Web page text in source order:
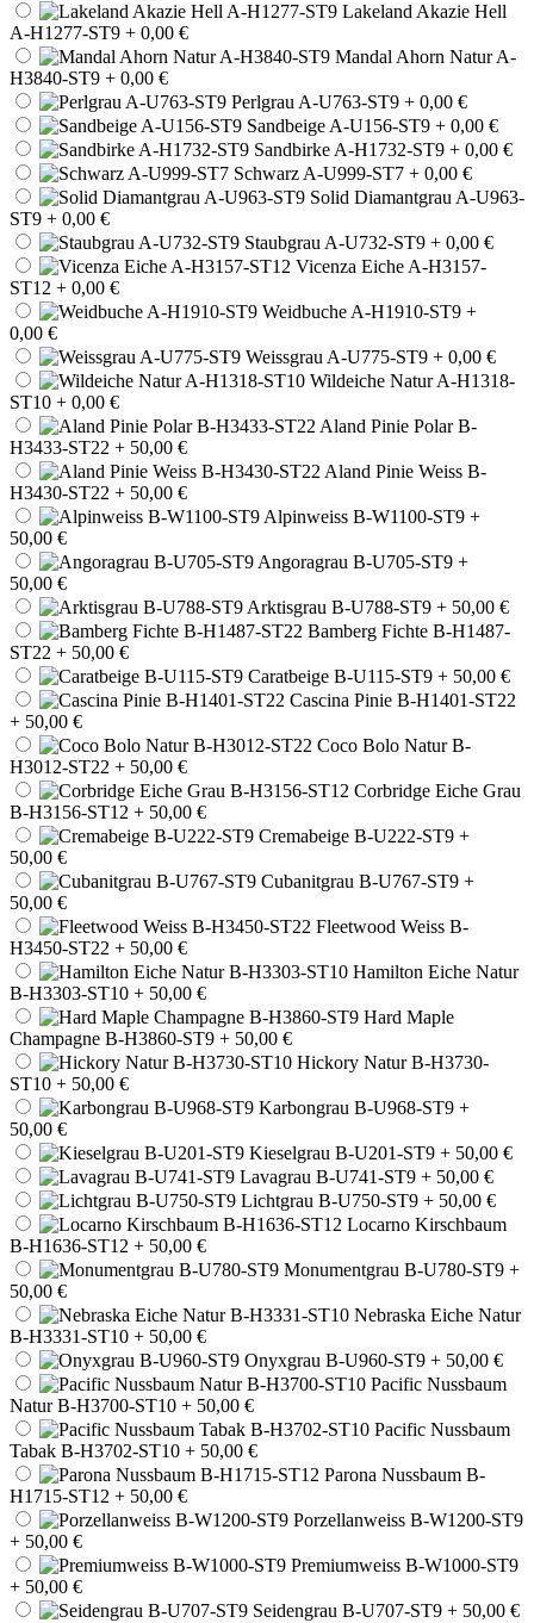
Lakeland Akazie Hell
A-H1277-ST9 + 0,00 €
Mandal Ahorn Natur A-
H3840-ST9 + 0,00 €
Perlgrau A-U763-ST9 + 0,00 €
Sandbeige A-U156-ST9 + 0,00 €
Sandbirke A-H1732-ST9 + 0,00 €
Schwarz A-U999-ST7 + 0,00 €
Solid Diamantgrau A-U963-
ST9 + 0,00 €
Staubgrau A-U732-ST9 + 0,00 €
Vicenza Eiche A-H3157-
ST12 + 0,00 €
Weidbuche A-H1910-ST9 +
0,00 €
Weissgrau A-U775-ST9 + 0,00 €
Wildeiche Natur A-H1318-
ST10 + 0,00 €
Aland Pinie Polar B-
H3433-ST22 + 50,00 €
Aland Pinie Weiss B-
H3430-ST22 + 50,00 €
Alpinweiss B-W1100-ST9 +
50,00 €
Angoragrau B-U705-ST9 +
50,00 €
Arktisgrau B-U788-ST9 + 50,00 €
Bamberg Fichte B-H1487-
ST22 + 50,00 €
Caratbeige B-U115-ST9 + 50,00 €
Cascina Pinie B-H1401-ST22
+ 50,00 €
Coco Bolo Natur B-
H3012-ST22 + 50,00 €
Corbridge Eiche Grau
B-H3156-ST12 + 50,00 €
Cremabeige B-U222-ST9 +
50,00 €
Cubanitgrau B-U767-ST9 +
50,00 €
Fleetwood Weiss B-
H3450-ST22 + 50,00 €
Hamilton Eiche Natur
B-H3303-ST10 + 50,00 €
Hard Maple
Champagne B-H3860-ST9 + 50,00 €
Hickory Natur B-H3730-
ST10 + 50,00 €
Karbongrau B-U968-ST9 +
50,00 €
Kieselgrau B-U201-ST9 + 50,00 €
Lavagrau B-U741-ST9 + 50,00 €
Lichtgrau B-U750-ST9 + 50,00 €
Locarno Kirschbaum
B-H1636-ST12 + 50,00 €
Monumentgrau B-U780-ST9 +
50,00 €
Nebraska Eiche Natur
B-H3331-ST10 + 50,00 €
Onyxgrau B-U960-ST9 + 50,00 €
Pacific Nussbaum
Natur B-H3700-ST10 + 50,00 €
Pacific Nussbaum
Tabak B-H3702-ST10 + 50,00 €
Parona Nussbaum B-
H1715-ST12 + 50,00 €
Porzellanweiss B-W1200-ST9
+ 50,00 €
Premiumweiss B-W1000-ST9
+ 50,00 €
Seidengrau B-U707-ST9 + 50,00 €